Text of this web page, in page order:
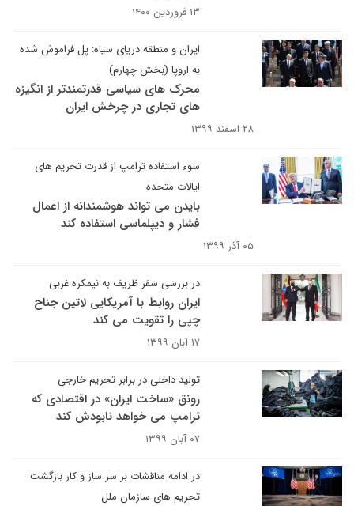
۱۳ فروردین ۱۴۰۰
ایران و منطقه دریای سیاه: پل فراموش شده
به اروپا (بخش چهارم)
محرک های سیاسی قدرتمندتر از انگیزه
های تجاری در چرخش ایران
۲۸ اسفند ۱۳۹۹
سوء استفاده ترامپ از قدرت تحریم های
ایالات متحده
بایدن می تواند هوشمندانه از اعمال
فشار و دیپلماسی استفاده کند
۰۵ آذر ۱۳۹۹
در بررسی سفر ظریف به نیمکره غربی
ایران روابط با آمریکایی لاتین جناح
چپی را تقویت می کند
۱۷ آبان ۱۳۹۹
تولید داخلی در برابر تحریم خارجی
رونق «ساخت ایران» در اقتصادی که
ترامپ می خواهد نابودش کند
۰۷ آبان ۱۳۹۹
در ادامه مناقشات بر سر ساز و کار بازگشت
تحریم های سازمان ملل